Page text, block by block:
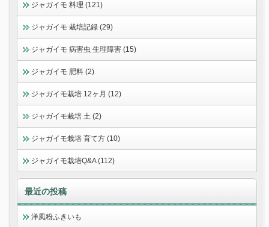
ジャガイモ 料理 (121)
ジャガイモ 栽培記録 (29)
ジャガイモ 病害虫 生理障害 (15)
ジャガイモ 肥料 (2)
ジャガイモ栽培 12ヶ月 (12)
ジャガイモ栽培 土 (2)
ジャガイモ栽培 育て方 (10)
ジャガイモ栽培Q&A (112)
最近の投稿
洋風粉ふきいも